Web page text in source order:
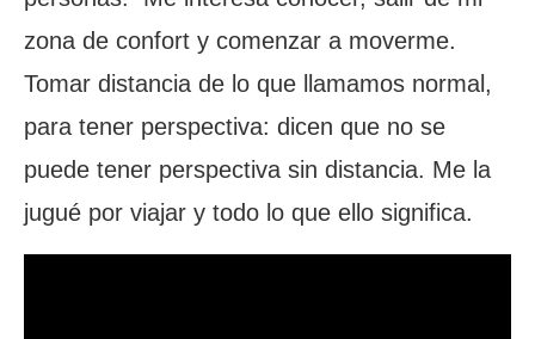
zona de confort y comenzar a moverme.
Tomar distancia de lo que llamamos normal,
para tener perspectiva: dicen que no se
puede tener perspectiva sin distancia. Me la
jugué por viajar y todo lo que ello significa.